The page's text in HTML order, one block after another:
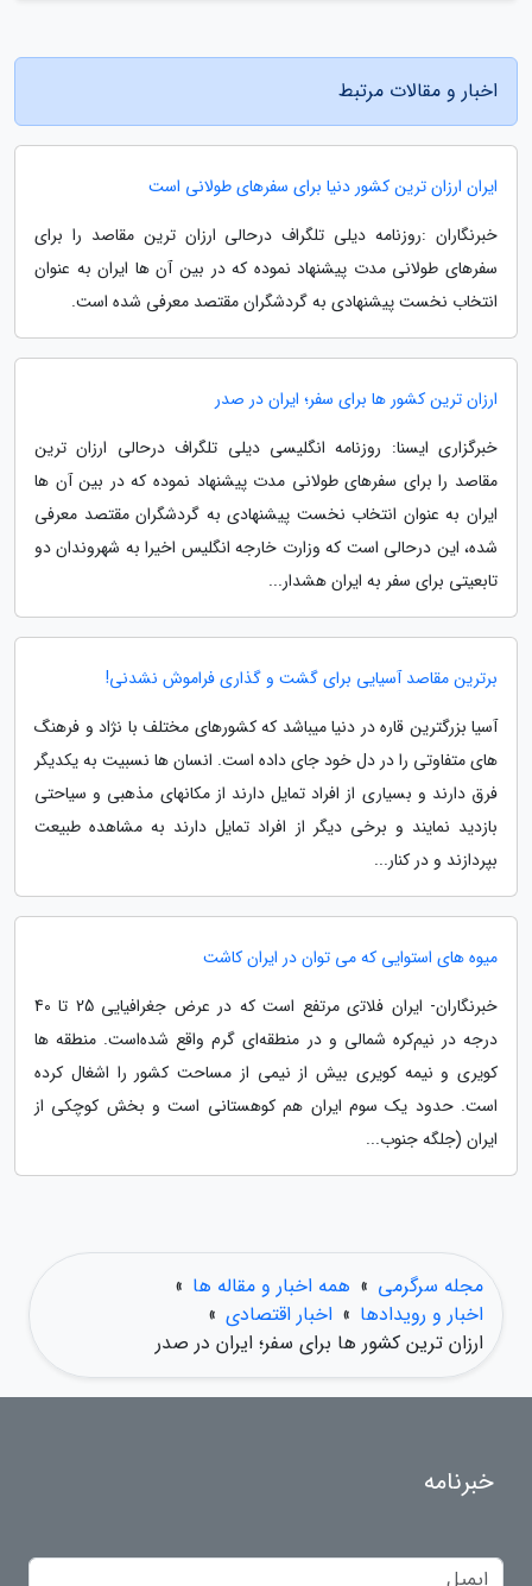
اخبار و مقالات مرتبط
ایران ارزان ترین کشور دنیا برای سفرهای طولانی است
خبرنگاران :روزنامه دیلی تلگراف درحالی ارزان ترین مقاصد را برای
سفرهای طولانی مدت پیشنهاد نموده که در بین آن ها ایران به عنوان
انتخاب نخست پیشنهادی به گردشگران مقتصد معرفی شده است.
ارزان ترین کشور ها برای سفر؛ ایران در صدر
خبرگزاری ایسنا: روزنامه انگلیسی دیلی تلگراف درحالی ارزان ترین
مقاصد را برای سفرهای طولانی مدت پیشنهاد نموده که در بین آن ها
ایران به عنوان انتخاب نخست پیشنهادی به گردشگران مقتصد معرفی
شده، این درحالی است که وزارت خارجه انگلیس اخیرا به شهروندان دو
تابعیتی برای سفر به ایران هشدار...
برترین مقاصد آسیایی برای گشت و گذاری فراموش نشدنی!
آسیا بزرگترین قاره در دنیا میباشد که کشورهای مختلف با نژاد و فرهنگ
های متفاوتی را در دل خود جای داده است. انسان ها نسبیت به یکدیگر
فرق دارند و بسیاری از افراد تمایل دارند از مکانهای مذهبی و سیاحتی
بازدید نمایند و برخی دیگر از افراد تمایل دارند به مشاهده طبیعت
بپردازند و در کنار...
میوه های استوایی که می توان در ایران کاشت
خبرنگاران- ﺍﻳﺮﺍﻥ ﻓﻼﺗی ﻣﺮﺗﻔﻊ است ﮐﻪ ﺩﺭ ﻋﺮﺽ ﺟﻐﺮﺍﻓﻴﺎﻳﯽ 25 تا 40
درجه ﺩﺭ ﻧﻴﻢﮐﺮﻩ ﺷﻤﺎﻟﯽ ﻭ ﺩﺭ ﻣﻨﻄﻘﻪای ﮔﺮم ﻭﺍﻗﻊ ﺷﺪﻩﺍﺳﺖ. منطقه ها
کویری و نیمه کویری بیش از نیمی از مساحت کشور را اشغال کرده
است. حدود یک سوم ایران هم کوهستانی است و بخش کوچکی از
ایران (جلگه جنوب...
مجله سرگرمی » همه اخبار و مقاله ها »
اخبار و رویدادها » اخبار اقتصادی »
ارزان ترین کشور ها برای سفر؛ ایران در صدر
خبرنامه